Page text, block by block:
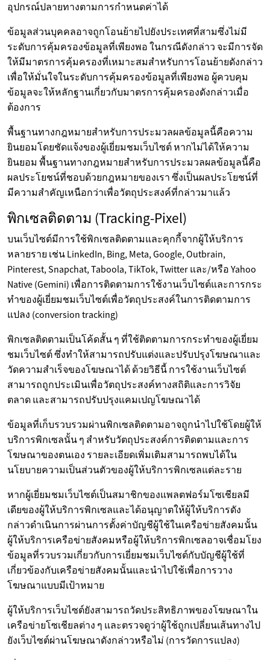
อุปกรณ์ปลายทางตามการกำหนดค่าได้
ข้อมูลส่วนบุคคลอาจถูกโอนย้ายไปยังประเทศที่สามซึ่งไม่มี
ระดับการคุ้มครองข้อมูลที่เพียงพอ ในกรณีดังกล่าว จะมีการจัด
ให้มีมาตรการคุ้มครองที่เหมาะสมสำหรับการโอนย้ายดังกล่าว
เพื่อให้มั่นใจในระดับการคุ้มครองข้อมูลที่เพียงพอ ผู้ควบคุม
ข้อมูลจะให้หลักฐานเกี่ยวกับมาตรการคุ้มครองดังกล่าวเมื่อ
ต้องการ
พื้นฐานทางกฎหมายสำหรับการประมวลผลข้อมูลนี้คือความ
ยินยอมโดยชัดแจ้งของผู้เยี่ยมชมเว็บไซต์ หากไม่ได้ให้ความ
ยินยอม พื้นฐานทางกฎหมายสำหรับการประมวลผลข้อมูลนี้คือ
ผลประโยชน์ที่ชอบด้วยกฎหมายของเรา ซึ่งเป็นผลประโยชน์ที่
มีความสำคัญเหนือกว่าเพื่อวัตถุประสงค์ที่กล่าวมาแล้ว
พิกเซลติดตาม (Tracking-Pixel)
บนเว็บไซต์มีการใช้พิกเซลติดตามและคุกกี้จากผู้ให้บริการ
หลายราย เช่น LinkedIn, Bing, Meta, Google, Outbrain,
Pinterest, Snapchat, Taboola, TikTok, Twitter และ/หรือ Yahoo
Native (Gemini) เพื่อการติดตามการใช้งานเว็บไซต์และการกระ
ทำของผู้เยี่ยมชมเว็บไซต์เพื่อวัตถุประสงค์ในการติดตามการ
แปลง (conversion tracking)
พิกเซลติดตามเป็นโค้ดสั้น ๆ ที่ใช้ติดตามการกระทำของผู้เยี่ยม
ชมเว็บไซต์ ซึ่งทำให้สามารถปรับแต่งและปรับปรุงโฆษณาและ
วัดความสำเร็จของโฆษณาได้ ด้วยวิธีนี้ การใช้งานเว็บไซต์
สามารถถูกประเมินเพื่อวัตถุประสงค์ทางสถิติและการวิจัย
ตลาด และสามารถปรับปรุงแคมเปญโฆษณาได้
ข้อมูลที่เก็บรวบรวมผ่านพิกเซลติดตามอาจถูกนำไปใช้โดยผู้ให้
บริการพิกเซลนั้น ๆ สำหรับวัตถุประสงค์การติดตามและการ
โฆษณาของตนเอง รายละเอียดเพิ่มเติมสามารถพบได้ใน
นโยบายความเป็นส่วนตัวของผู้ให้บริการพิกเซลแต่ละราย
หากผู้เยี่ยมชมเว็บไซต์เป็นสมาชิกของแพลตฟอร์มโซเชียลมี
เดียของผู้ให้บริการพิกเซลและได้อนุญาตให้ผู้ให้บริการดัง
กล่าวดำเนินการผ่านการตั้งค่าบัญชีผู้ใช้ในเครือข่ายสังคมนั้น
ผู้ให้บริการเครือข่ายสังคมหรือผู้ให้บริการพิกเซลอาจเชื่อมโยง
ข้อมูลที่รวบรวมเกี่ยวกับการเยี่ยมชมเว็บไซต์กับบัญชีผู้ใช้ที่
เกี่ยวข้องกับเครือข่ายสังคมนั้นและนำไปใช้เพื่อการวาง
โฆษณาแบบมีเป้าหมาย
ผู้ให้บริการเว็บไซต์ยังสามารถวัดประสิทธิภาพของโฆษณาใน
เครือข่ายโซเชียลต่าง ๆ และตรวจดูว่าผู้ใช้ถูกเปลี่ยนเส้นทางไป
ยังเว็บไซต์ผ่านโฆษณาดังกล่าวหรือไม่ (การวัดการแปลง)